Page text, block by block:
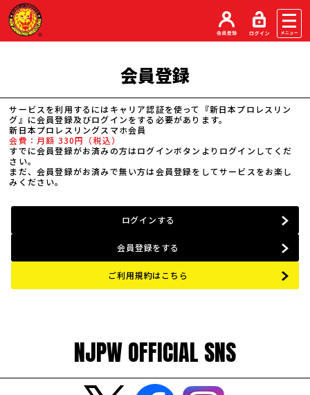
会員登録
サービスを利用するにはキャリア認証を使って『新日本プロレスリン
グ』に会員登録及びログインをする必要があります。
新日本プロレスリングスマホ会員
会費：月額 330円（税込）
すでに会員登録がお済みの方はログインボタンよりログインしてくだ
さい。
まだ、会員登録がお済みで無い方は会員登録をしてサービスをお楽し
みください。
ログインする
会員登録をする
ご利用規約はこちら
NJPW OFFICIAL SNS